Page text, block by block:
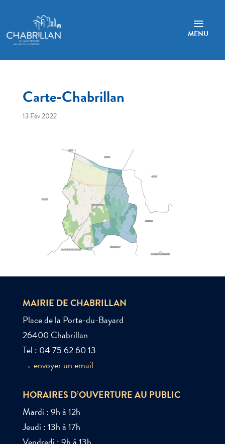
a
MENU
Carte-Chabrillan
13 Fév 2022
MAIRIE DE CHABRILLAN
Place de la Porte-du-Bayard
26400 Chabrillan
Tel : 04 75 62 60 13
→ envoyer un email
HORAIRES D’OUVERTURE AU PUBLIC
Mardi : 9h à 12h
Jeudi : 13h à 17h